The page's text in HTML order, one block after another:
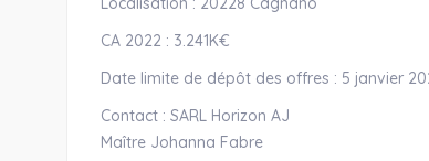
CA 2022 : 3.241K€
Date limite de dépôt des offres : 5 janvier
Contact : SARL Horizon AJ
Maître Johanna Fabre